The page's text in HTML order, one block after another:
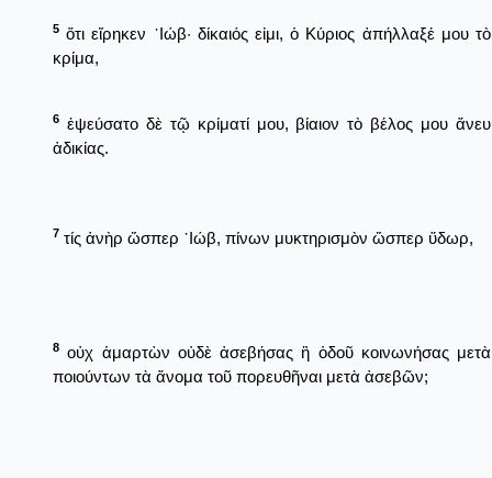
5 ὅτι εἴρηκεν ᾿Ιώβ· δίκαιός εἰμι, ὁ Κύριος ἀπήλλαξέ μου τὸ
κρίμα,
6 ἐψεύσατο δὲ τῷ κρίματί μου, βίαιον τὸ βέλος μου ἄνευ
ἀδικίας.
7 τίς ἀνὴρ ὥσπερ ᾿Ιώβ, πίνων μυκτηρισμὸν ὥσπερ ὕδωρ,
8 οὐχ ἁμαρτὼν οὐδὲ ἀσεβήσας ἢ ὁδοῦ κοινωνήσας μετὰ
ποιούντων τὰ ἄνομα τοῦ πορευθῆναι μετὰ ἀσεβῶν;